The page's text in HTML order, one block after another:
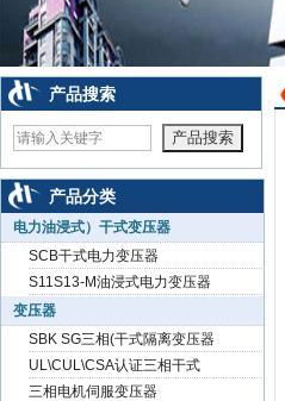
null
null
null
null 产品搜索
产品分类
电力油浸式）干式变压器
SCB干式电力变压器
S11S13-M油浸式电力变压器
变压器
SBK SG三相(干式隔离变压器
UL\CUL\CSA认证三相干式
三相电机伺服变压器